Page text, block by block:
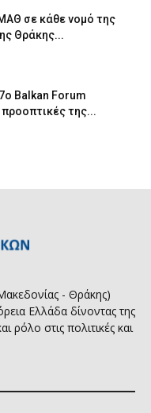
σε κάθε νομό της
Θράκης...
Balkan Forum
προοπτικές της...
- Θράκης)
Ελλάδα δίνοντας της
ρόλο στις πολιτικές και